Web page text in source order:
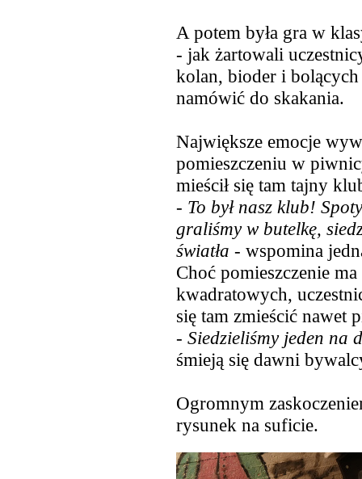
A potem była gra w
- jak żartowali
kolan, bioder i
namówić do skakania.
Największe emocje
pomieszczeniu w
mieścił się tam tajny
- To był nasz klub!
graliśmy w butelkę,
światła - wspomina
Choć pomieszczenie
kwadratowych,
się tam zmieścić nawet
- Siedzieliśmy jeden na
śmieją się dawni
Ogromnym
rysunek na suficie.